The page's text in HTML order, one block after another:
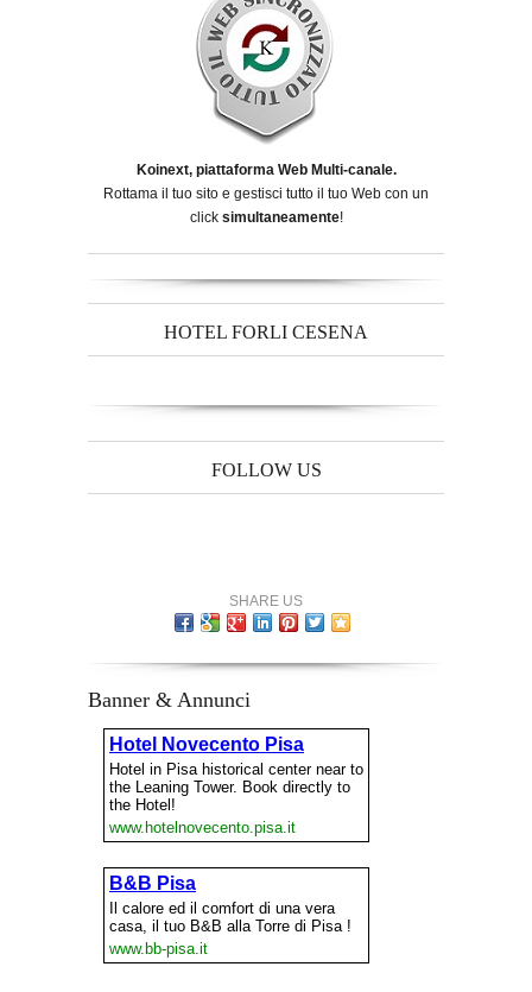
Koinext, piattaforma Web Multi-canale.
Rottama il tuo sito e gestisci tutto il tuo Web con un
click simultaneamente!
HOTEL FORLI CESENA
FOLLOW US
SHARE US
Banner & Annunci